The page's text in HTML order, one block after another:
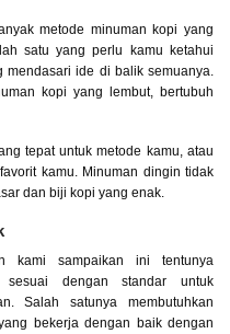
metode minuman kopi yang
satu yang perlu kamu ketahui
ide di balik semuanya.
kopi yang lembut, bertubuh
tepat untuk metode kamu, atau
kamu. Minuman dingin tidak
dan biji kopi yang enak.
kami sampaikan ini tentunya
sesuai dengan standar untuk
Salah satunya membutuhkan
bekerja dengan baik dengan